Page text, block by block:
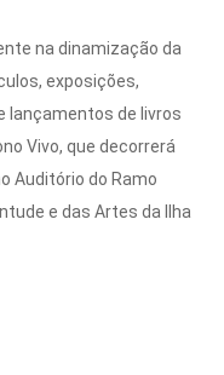
na dinamização da
exposições,
lançamentos de livros
Vivo, que decorrerá
Auditório do Ramo
e das Artes da Ilha